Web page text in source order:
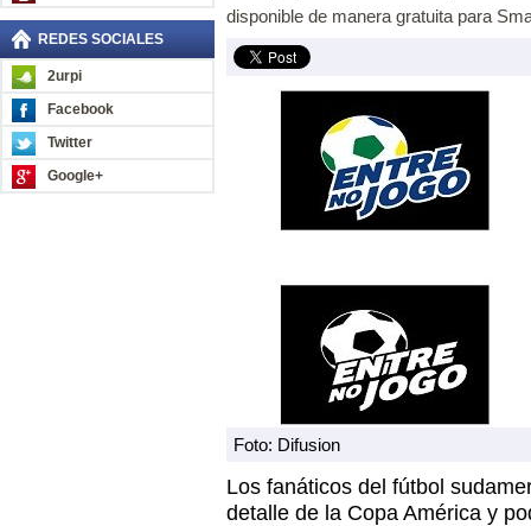
REDES SOCIALES
2urpi
Facebook
Twitter
Google+
disponible de manera gratuita para
Foto: Difusion
Los fanáticos del fútbol
detalle de la Copa América y